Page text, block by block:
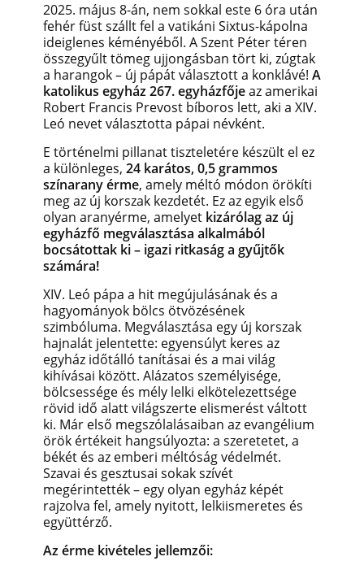
2025. május 8-án, nem sokkal este 6 óra után
fehér füst szállt fel a vatikáni Sixtus-kápolna
ideiglenes kéményéből. A Szent Péter téren
összegyűlt tömeg ujjongásban tört ki, zúgtak
a harangok – új pápát választott a konklávé! A
katolikus egyház 267. egyházfőjeaz amerikai
Robert Francis Prevost bíboros lett, aki a XIV.
Leó nevet választotta pápai névként.
E történelmi pillanat tiszteletére készült el ez
a különleges, 24 karátos, 0,5 grammos
színarany érme, amely méltó módon örökíti
meg az új korszak kezdetét. Ez az egyik első
olyan aranyérme, amelyet kizárólag az új
egyházfő megválasztása alkalmából
bocsátottak ki – igazi ritkaság a gyűjtők
számára!
XIV. Leó pápa a hit megújulásának és a
hagyományok bölcs ötvözésének
szimbóluma. Megválasztása egy új korszak
hajnalát jelentette: egyensúlyt keres az
egyház időtálló tanításai és a mai világ
kihívásai között. Alázatos személyisége,
bölcsessége és mély lelki elkötelezettsége
rövid idő alatt világszerte elismerést váltott
ki. Már első megszólalásaiban az evangélium
örök értékeit hangsúlyozta: a szeretetet, a
békét és az emberi méltóság védelmét.
Szavai és gesztusai sokak szívét
megérintették – egy olyan egyház képét
rajzolva fel, amely nyitott, lelkiismeretes és
együttérző.
Az érme kivételes jellemzői: